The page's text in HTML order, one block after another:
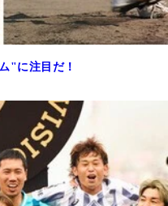
"に注目だ！